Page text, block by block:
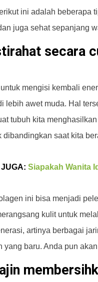
ini adalah beberapa
juga sehat sepanjang
secara
mengisi kembali
lebih awet muda. Hal
tubuh kita
dibandingkan saat kita
Siapakah Wanita
ini bisa menjadi
kulit untuk
artinya berbagai
yang baru. Anda pun